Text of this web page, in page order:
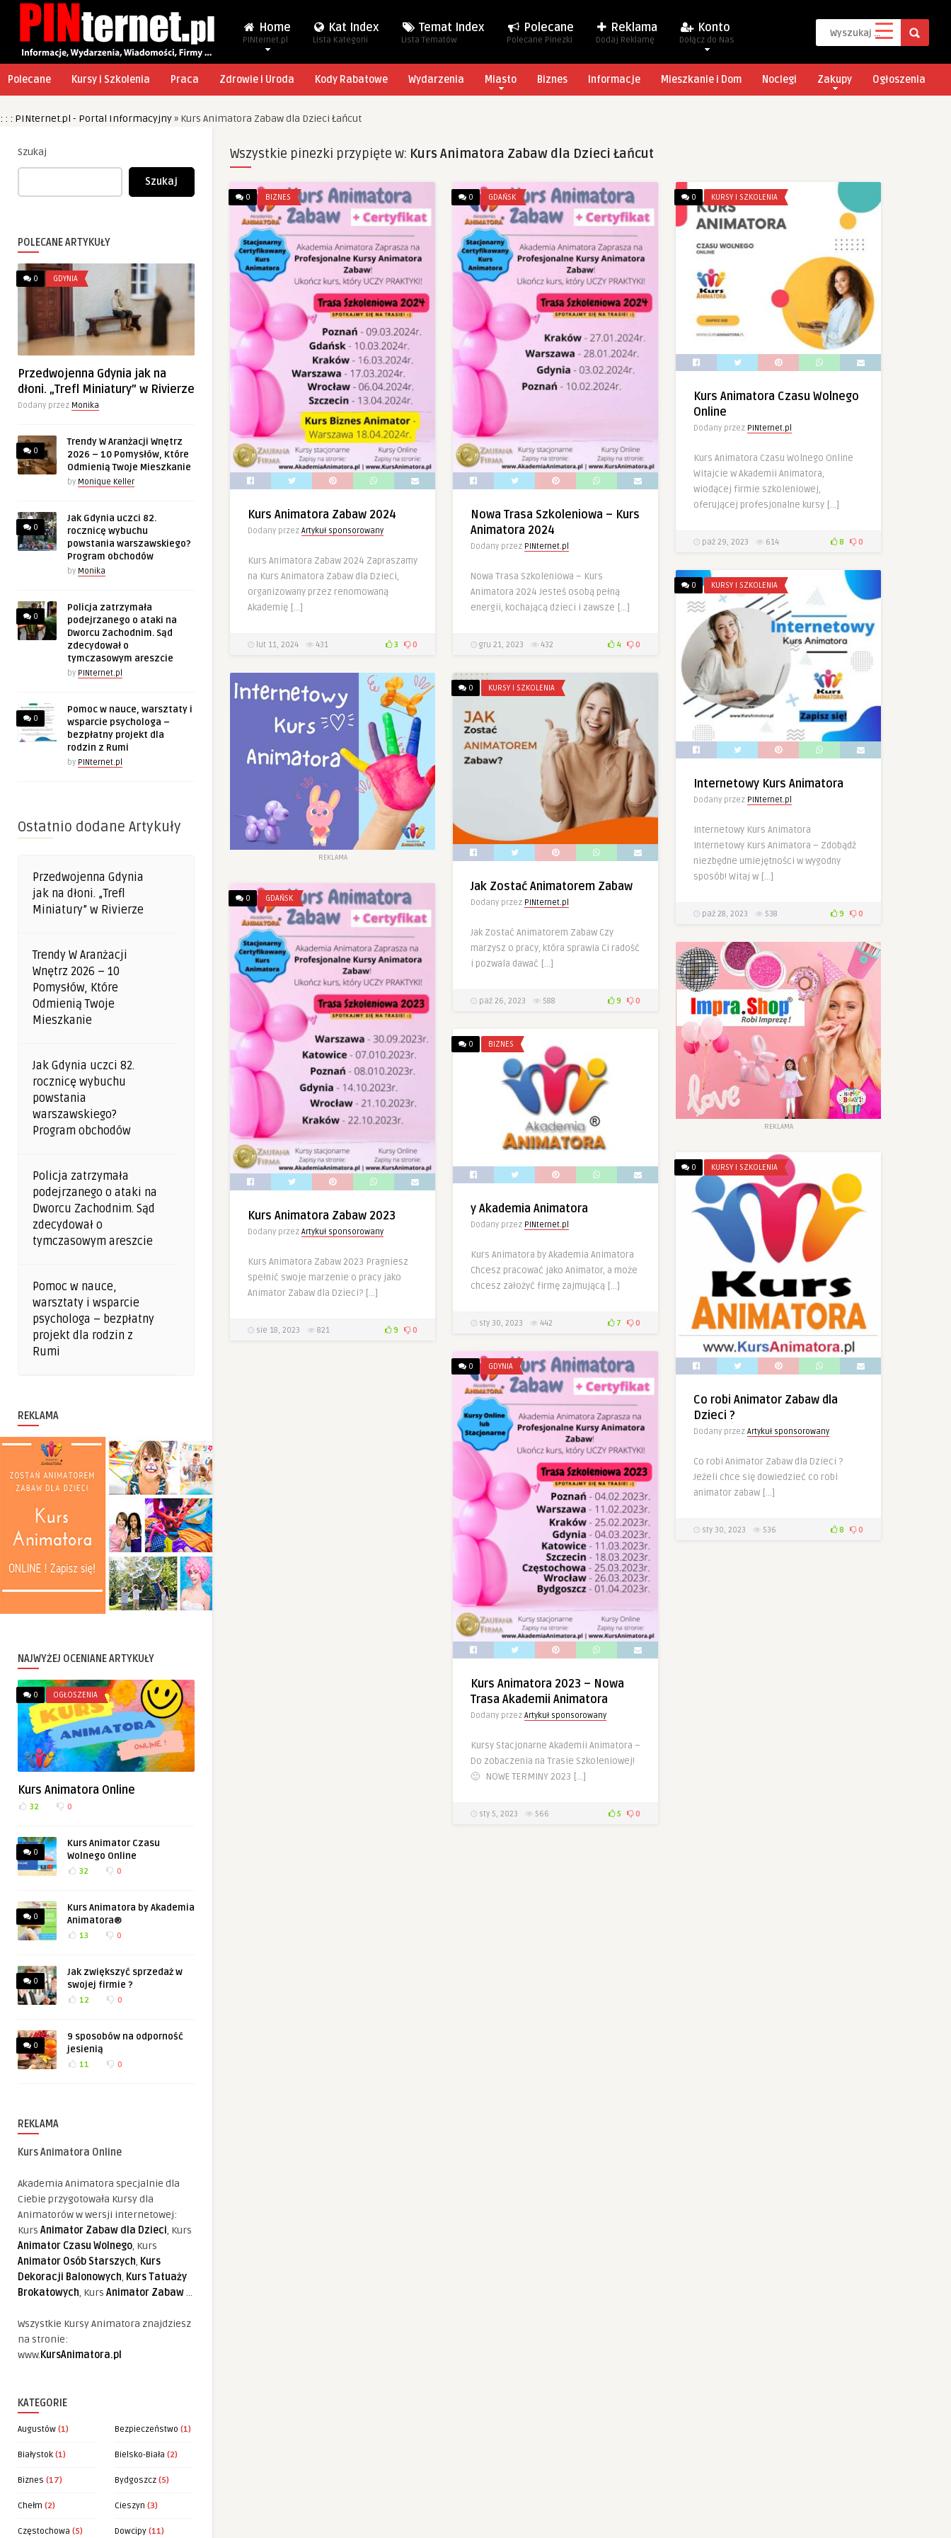
Home
PINternet.pl
Kat Index
Lista Kategorii
Temat Index
Lista Tematów
Polecane
Polecane Pinezki
Reklama
Dodaj Reklamę
Konto
Dołącz do Nas
Polecane Kursy i Szkolenia Praca Zdrowie i Uroda Kody Rabatowe Wydarzenia Miasto Biznes Informacje Mieszkanie i Dom Noclegi Zakupy Ogłoszenia
: : : PINternet.pl - Portal Informacyjny» Kurs Animatora Zabaw dla Dzieci Łańcut
Szukaj
Szukaj
POLECANE ARTYKUŁY
0 GDYNIA
Przedwojenna Gdynia jak na
dłoni. „Trefl Miniatury” w Rivierze
Dodany przez Monika
0
Trendy W Aranżacji Wnętrz
2026 – 10 Pomysłów, Które
Odmienią Twoje Mieszkanie
by Monique Keller
0
Jak Gdynia uczci 82.
rocznicę wybuchu
powstania warszawskiego?
Program obchodów
by Monika
0
Policja zatrzymała
podejrzanego o ataki na
Dworcu Zachodnim. Sąd
zdecydował o
tymczasowym areszcie
by PINternet.pl
0
Pomoc w nauce, warsztaty i
wsparcie psychologa –
bezpłatny projekt dla
rodzin z Rumi
by PINternet.pl
Ostatnio dodane Artykuły
Przedwojenna Gdynia
jak na dłoni. „Trefl
Miniatury” w Rivierze
Trendy W Aranżacji
Wnętrz 2026 – 10
Pomysłów, Które
Odmienią Twoje
Mieszkanie
Jak Gdynia uczci 82.
rocznicę wybuchu
powstania
warszawskiego?
Program obchodów
Policja zatrzymała
podejrzanego o ataki na
Dworcu Zachodnim. Sąd
zdecydował o
tymczasowym areszcie
Pomoc w nauce,
warsztaty i wsparcie
psychologa – bezpłatny
projekt dla rodzin z
Rumi
REKLAMA
NAJWYŻEJ OCENIANE ARTYKUŁY
0 OGŁOSZENIA
Kurs Animatora Online
32 0
0
Kurs Animator Czasu
Wolnego Online
32 0
0
Kurs Animatora by Akademia
Animatora®
13 0
0
Jak zwiększyć sprzedaż w
swojej firmie ?
12 0
0
9 sposobów na odporność
jesienią
11 0
REKLAMA
Kurs Animatora Online
Akademia Animatora specjalnie dla
Ciebie przygotowała Kursy dla
Animatorów w wersji internetowej:
Kurs Animator Zabaw dla Dzieci, Kurs
Animator Czasu Wolnego, Kurs
Animator Osób Starszych, Kurs
Dekoracji Balonowych, Kurs Tatuaży
Brokatowych, Kurs Animator Zabaw...
Wszystkie Kursy Animatora znajdziesz
na stronie:
www.KursAnimatora.pl
KATEGORIE
Augustów (1) Bezpieczeństwo (1)
Białystok (1) Bielsko-Biała (2)
Biznes (17) Bydgoszcz (5)
Chełm (2) Cieszyn (3)
Częstochowa (5) Dowcipy (11)
Wszystkie pinezki przypięte w: Kurs Animatora Zabaw dla Dzieci Łańcut
0 BIZNES
Kurs Animatora Zabaw 2024
Dodany przez Artykuł sponsorowany
Kurs Animatora Zabaw 2024 Zapraszamy
na Kurs Animatora Zabaw dla Dzieci,
organizowany przez renomowaną
Akademię […]
lut 11, 2024 431 3 0
0 GDAŃSK
Nowa Trasa Szkoleniowa – Kurs
Animatora 2024
Dodany przez PINternet.pl
Nowa Trasa Szkoleniowa – Kurs
Animatora 2024 Jesteś osobą pełną
energii, kochającą dzieci i zawsze […]
gru 21, 2023 432 4 0
0 KURSY I SZKOLENIA
Kurs Animatora Czasu Wolnego
Online
Dodany przez PINternet.pl
Kurs Animatora Czasu Wolnego Online
Witajcie w Akademii Animatora,
wiodącej firmie szkoleniowej,
oferującej profesjonalne kursy […]
paź 29, 2023 614 8 0
0 KURSY I SZKOLENIA
Internetowy Kurs Animatora
Dodany przez PINternet.pl
Internetowy Kurs Animatora
Internetowy Kurs Animatora – Zdobądź
niezbędne umiejętności w wygodny
sposób! Witaj w […]
paź 28, 2023 538 9 0
REKLAMA
0 KURSY I SZKOLENIA
Jak Zostać Animatorem Zabaw
Dodany przez PINternet.pl
Jak Zostać Animatorem Zabaw Czy
marzysz o pracy, która sprawia Ci radość
i pozwala dawać […]
paź 26, 2023 588 9 0
0 GDAŃSK
Kurs Animatora Zabaw 2023
Dodany przez Artykuł sponsorowany
Kurs Animatora Zabaw 2023 Pragniesz
spełnić swoje marzenie o pracy jako
Animator Zabaw dla Dzieci? […]
sie 18, 2023 821 9 0
REKLAMA
0 BIZNES
y Akademia Animatora
Dodany przez PINternet.pl
Kurs Animatora by Akademia Animatora
Chcesz pracować jako Animator, a może
chcesz założyć firmę zajmującą […]
sty 30, 2023 442 7 0
0 KURSY I SZKOLENIA
Co robi Animator Zabaw dla
Dzieci ?
Dodany przez Artykuł sponsorowany
Co robi Animator Zabaw dla Dzieci ?
Jeżeli chce się dowiedzieć co robi
animator zabaw […]
sty 30, 2023 536 8 0
0 GDYNIA
Kurs Animatora 2023 – Nowa
Trasa Akademii Animatora
Dodany przez Artykuł sponsorowany
Kursy Stacjonarne Akademii Animatora –
Do zobaczenia na Trasie Szkoleniowej!
🙂 NOWE TERMINY 2023 […]
sty 5, 2023 566 5 0